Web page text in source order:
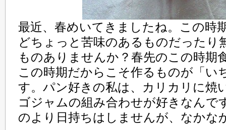
最近、春めいてきましたね。この時
どちょっと苦味のあるものだったり
ものありませんか？春先のこの時期
この時期だからこそ作るものが「い
す。パン好きの私は、カリカリに焼
ゴジャムの組み合わせが好きなんで
のより日持ちはしませんが、なかな